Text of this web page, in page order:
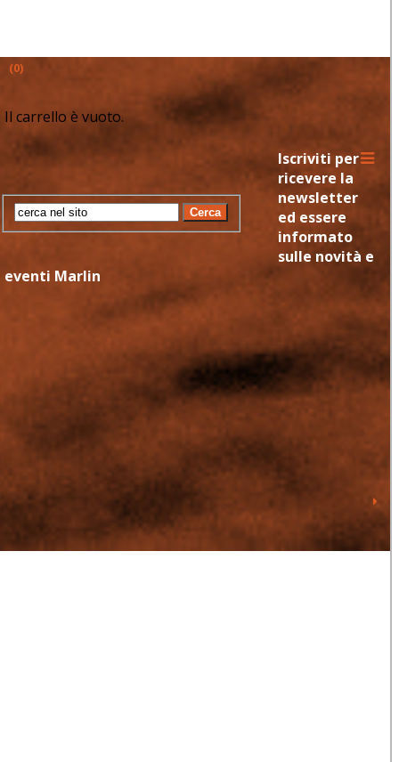
(0)
Il carrello è vuoto.
Cerca
Iscriviti per
ricevere la
newsletter
ed essere
informato
sulle novità e
eventi Marlin